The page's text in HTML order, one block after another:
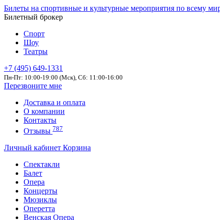
Билеты на спортивные и культурные мероприятия по всему
Билетный брокер
Спорт
Шоу
Театры
+7 (495) 649-1331
Пн-Пт: 10:00-19:00 (Мск), Сб: 11:00-16:00
Перезвоните мне
Доставка и оплата
О компании
Контакты
Отзывы 787
Личный кабинет Корзина
Спектакли
Балет
Опера
Концерты
Мюзиклы
Оперетта
Венская Опера